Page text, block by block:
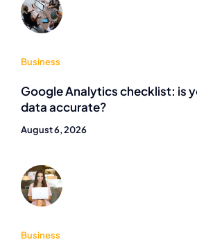
Business
Google Analytics checklist: is
data accurate?
August 6, 2026
Business